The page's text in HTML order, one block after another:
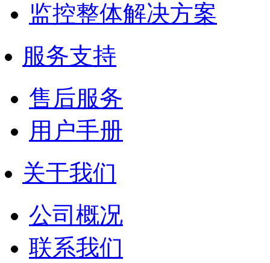
监控整体解决方案
服务支持
售后服务
用户手册
关于我们
公司概况
联系我们